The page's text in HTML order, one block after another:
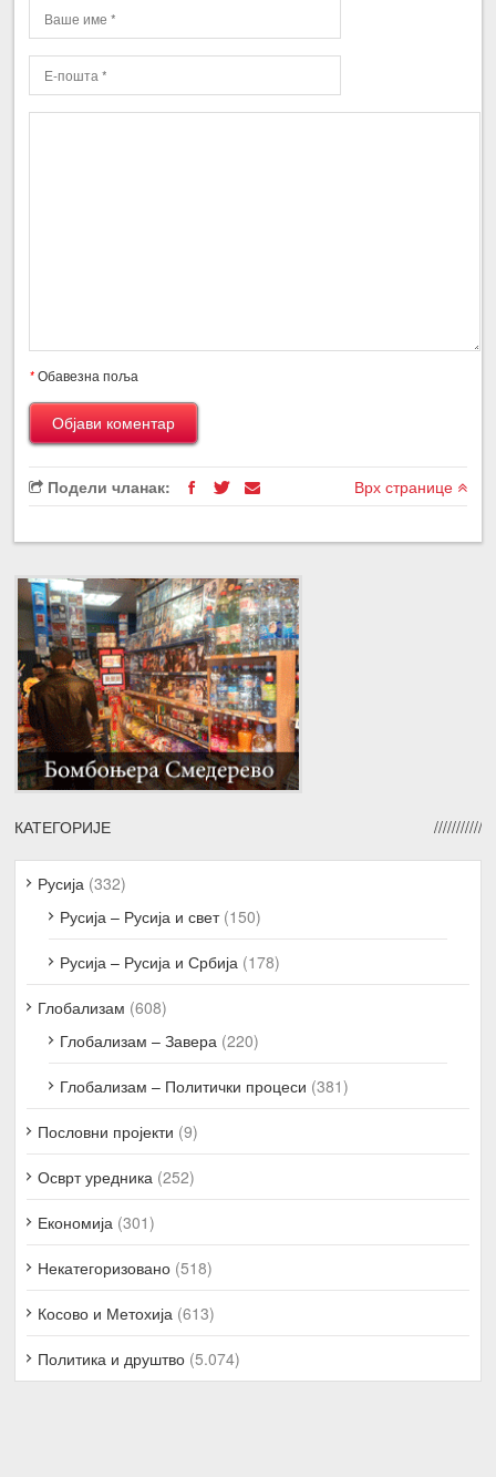
*Обавезна поља
Подели чланак: Врх странице
КАТЕГОРИЈЕ
Русија (332)
Русија – Русија и свет(150)
Русија – Русија и Србија (178)
Глобализам (608)
Глобализам – Завера (220)
Глобализам – Политички процеси (381)
Пословни пројекти (9)
Осврт уредника (252)
Економија (301)
Некатегоризовано (518)
Косово и Метохија (613)
Политика и друштво (5.074)